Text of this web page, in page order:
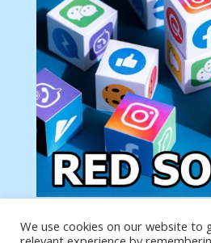
Tu anuncio va aquí
We use cookies on our website to